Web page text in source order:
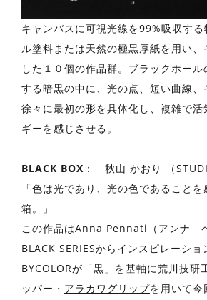
キャンバスに可視光線を99%吸収する
ル塗料または天然の極黒厚紙を用い、
した１０個の作品群。ブラックホール
する暗黒の中に、光の点、短い曲線、
徐々に最初の形を具体化し、複雑で
ギーを感じさせる。
BLACK BOX ： 秋山 かおり （
「色は光であり、光の色であること
箱。」
この作品はAnna Pennati（アンナ
BLACK SERIESからインスピレーシ
BYCOLORが「黒」を基軸に荒川技研
ッパー・ アラカワグリップを用いて今